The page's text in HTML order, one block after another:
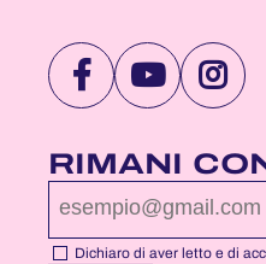
VISITA
PAGINA
FACEBOOK
DI
VISITA
PAGINA
DI
DI
RIMANI
Dichiaro di aver letto e di